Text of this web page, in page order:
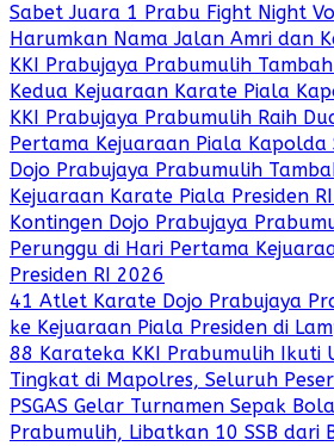
Sabet Juara 1 Prabu Fight Night
Harumkan Nama Jalan Amri dan
KKI Prabujaya Prabumulih
Kedua Kejuaraan Karate Piala
KKI Prabujaya Prabumulih Raih
Pertama Kejuaraan Piala Kapolda
Dojo Prabujaya Prabumulih
Kejuaraan Karate Piala Presiden
Kontingen Dojo Prabujaya
Perunggu di Hari Pertama
Presiden RI 2026
41 Atlet Karate Dojo Prabujaya
ke Kejuaraan Piala Presiden di
88 Karateka KKI Prabumulih Ikuti
Tingkat di Mapolres, Seluruh
PSGAS Gelar Turnamen Sepak
Prabumulih, Libatkan 10 SSB dari